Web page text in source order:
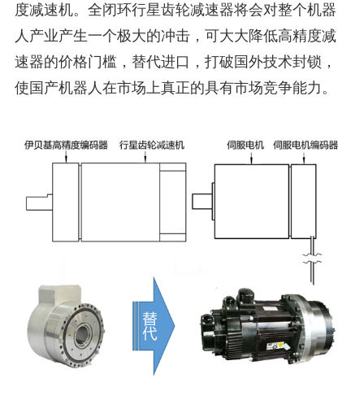
度减速机。全闭环行星齿轮减速器将会对整个机器
人产业产生一个极大的冲击，可大大降低高精度减
速器的价格门槛，替代进口，打破国外技术封锁，
使国产机器人在市场上真正的具有市场竞争能力。